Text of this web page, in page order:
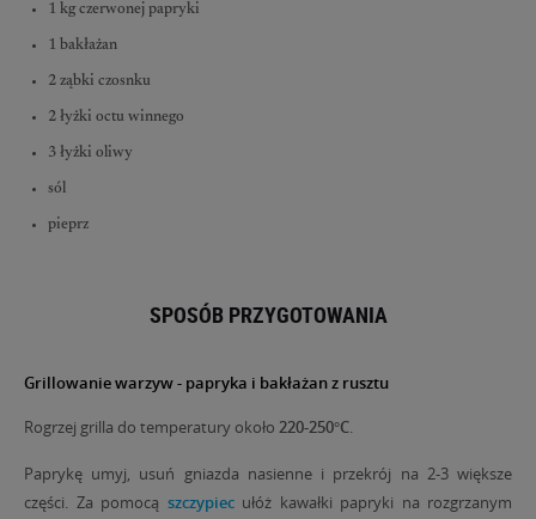
1 kg czerwonej papryki
1 bakłażan
2 ząbki czosnku
2 łyżki octu winnego
3 łyżki oliwy
sól
pieprz
SPOSÓB PRZYGOTOWANIA
Grillowanie warzyw - papryka i bakłażan z rusztu
Rogrzej grilla do temperatury około 220-250°C.
Paprykę umyj, usuń gniazda nasienne i przekrój na 2-3 większe
części. Za pomocą szczypiec ułóż kawałki papryki na rozgrzanym